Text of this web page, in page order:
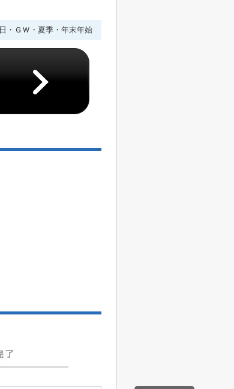
ＧＷ・夏季・年末年始